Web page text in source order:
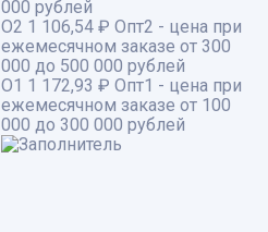
000 рублей
О2 1 106,54 ₽ Опт2 - цена при
ежемесячном заказе от 300
000 до 500 000 рублей
О1 1 172,93 ₽ Опт1 - цена при
ежемесячном заказе от 100
000 до 300 000 рублей